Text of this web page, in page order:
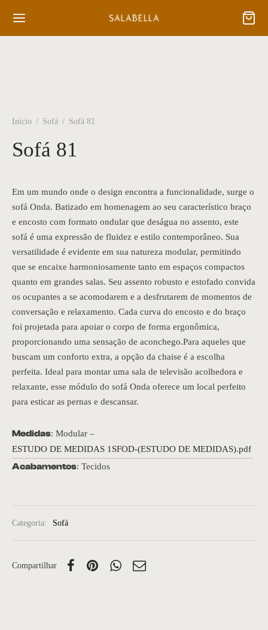
Início / Sofá / Sofá 81
Sofá 81
Em um mundo onde o design encontra a funcionalidade, surge o
sofá Onda. Batizado em homenagem ao seu característico braço
e encosto com formato ondular que deságua no assento, este
sofá é uma expressão de fluidez e estilo contemporâneo. Sua
versatilidade é evidente em sua natureza modular, permitindo
que se encaixe harmoniosamente tanto em espaços compactos
quanto em grandes salas. Seu assento robusto e estofado convida
os ocupantes a se acomodarem e a desfrutarem de momentos de
conversação e relaxamento. Cada curva do encosto e do braço
foi projetada para apoiar o corpo de forma ergonômica,
proporcionando uma sensação de aconchego.Para aqueles que
buscam um conforto extra, a opção da chaise é a escolha
perfeita. Ideal para montar uma sala de televisão acolhedora e
relaxante, esse módulo do sofá Onda oferece um local perfeito
para esticar as pernas e descansar.
Medidas: Modular –
ESTUDO DE MEDIDAS 1SFOD-(ESTUDO DE MEDIDAS).pdf
Acabamentos: Tecidos
Categoria: Sofá
Compartilhar